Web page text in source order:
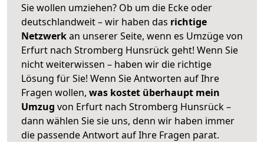
Sie wollen umziehen? Ob um die Ecke oder
deutschlandweit – wir haben das richtige
Netzwerkan unserer Seite, wenn es Umzüge von
Erfurt nach Stromberg Hunsrück geht! Wenn Sie
nicht weiterwissen – haben wir die richtige
Lösung für Sie! Wenn Sie Antworten auf Ihre
Fragen wollen, was kostet überhaupt mein
Umzug von Erfurt nach Stromberg Hunsrück –
dann wählen Sie sie uns, denn wir haben immer
die passende Antwort auf Ihre Fragen parat.